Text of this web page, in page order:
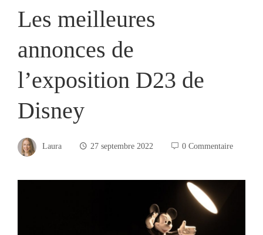
Les meilleures
annonces de
l’exposition D23 de
Disney
Laura 27 septembre 2022 0 Commentaire